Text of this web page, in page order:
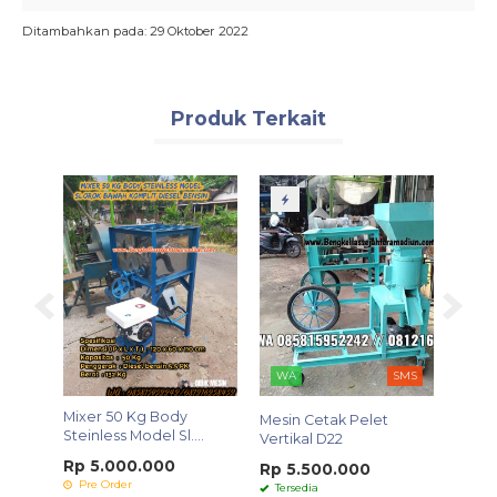
Ditambahkan pada: 29 Oktober 2022
Produk Terkait
Mixer 50 Kg Body
Steinless Model Sl....
Rp 5.000.000
Pre Order
WA SMS
Mesin Cetak Pelet
Vertikal D22
Rp 5.500.000
Tersedia